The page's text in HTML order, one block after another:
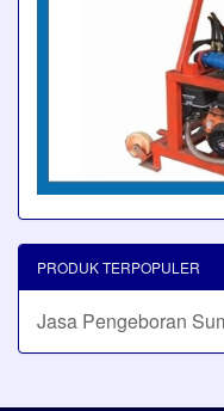
PRODUK TERPOPULER
Jasa Pengeboran